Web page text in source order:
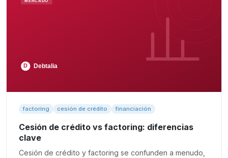
factoring cesión de crédito financiación
Cesión de crédito vs factoring: diferencias
clave
Cesión de crédito y factoring se confunden a menudo,